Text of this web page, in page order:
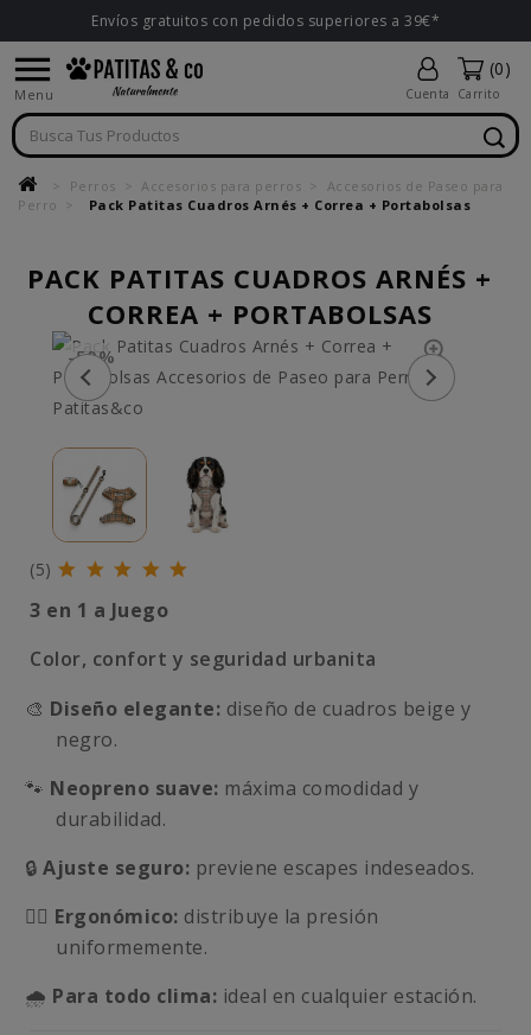
Envíos gratuitos con pedidos superiores a 39€*

Menu Cuenta
(0)
Carrito
Perros Accesorios para perros
Accesorios de Paseo para
Perro
Pack Patitas Cuadros Arnés + Correa + Portabolsas
PACK PATITAS CUADROS ARNÉS +
CORREA + PORTABOLSAS
-50%
(5)
3 en 1 a Juego
Color, confort y seguridad urbanita
🎨 Diseño elegante: diseño de cuadros beige y
negro.
🐾 Neopreno suave: máxima comodidad y
durabilidad.
🔒 Ajuste seguro: previene escapes indeseados.
🤸‍♂️ Ergonómico: distribuye la presión
uniformemente.
🌧 Para todo clima: ideal en cualquier estación.